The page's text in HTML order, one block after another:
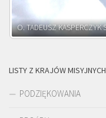
O. ADNRZEJ LEŚNIARA SJ
LISTY Z KRAJÓW MISYJNYCH
PODZIĘKOWANIA